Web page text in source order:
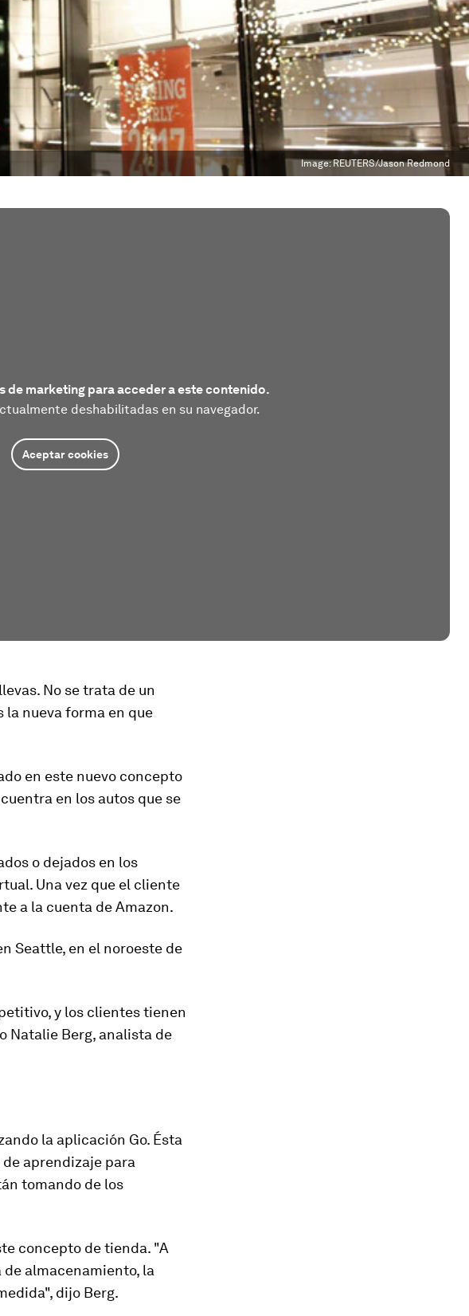
Image:REUTERS/Jason Redmond
de marketing para acceder a este contenido.
deshabilitadas en su navegador.
Aceptar cookies
No se trata de un
la nueva forma en que
en este nuevo concepto
en los autos que se
o dejados en los
Una vez que el cliente
a la cuenta de Amazon.
Seattle, en el noroeste de
y los clientes tienen
Natalie Berg, analista de
la aplicación Go. Ésta
aprendizaje para
tomando de los
concepto de tienda. "A
almacenamiento, la
dijo Berg.